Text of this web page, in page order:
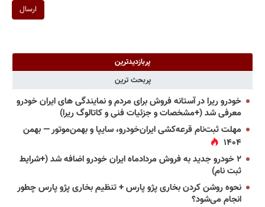
ارسال
پربازدیدترین
پربحث ترین
خودرو ریرا در آستانه فروش برای مردم و نمایندگی های ایران خودرو
معرفی شد (+مشخصات و جزئیات فنی و کاتالوگ ریرا)
مهلت ثبت‌نام قرعه‌کشی ایران‌خودرو، سایپا و بهمن‌موتور — بهمن
۱۴۰۴
۲ خودرو جدید به فروش مردادماه ایران خودرو اضافه شد (+شرایط
ثبت نام)
نحوه روشن کردن بخاری پژو پارس + تنظیم بخاری پژو پارس چطور
انجام می‌شود؟